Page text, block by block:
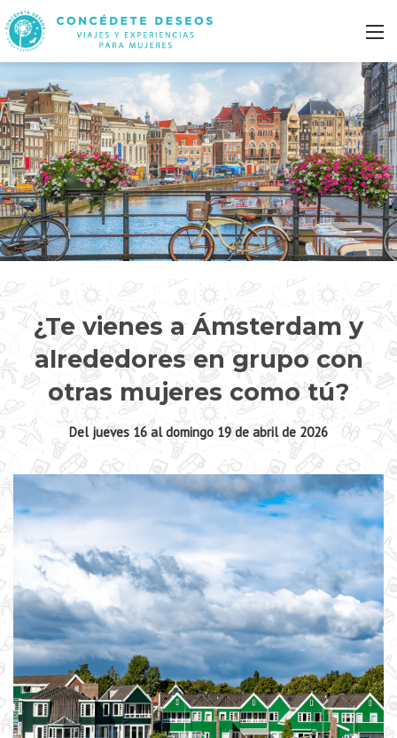
¿Te vienes a Ámsterdam y
alrededores en grupo con
otras mujeres como tú?
Del jueves 16 al domingo 19 de abril de 2026